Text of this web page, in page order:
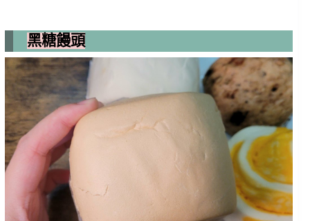
黑糖饅頭